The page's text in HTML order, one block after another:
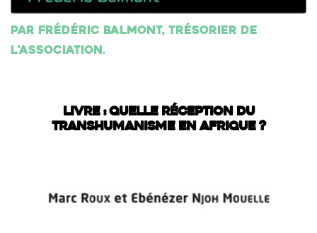
Par Frédéric Balmont, trésorier de
l'association.
LIVRE : QUELLE RÉCEPTION DU
TRANSHUMANISME EN AFRIQUE ?